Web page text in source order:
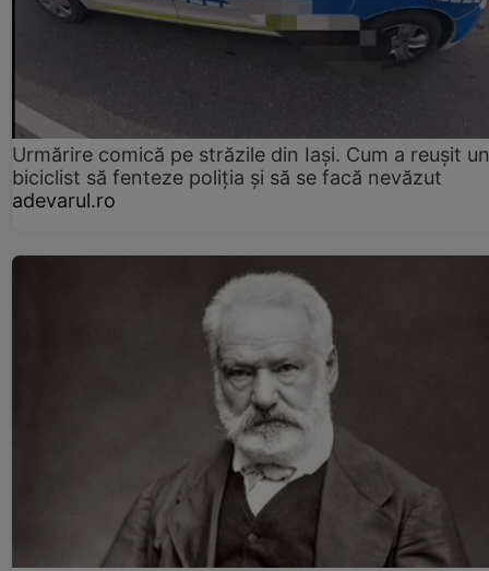
Urmărire comică pe străzile din Iași. Cum a reușit un
biciclist să fenteze poliția și să se facă nevăzut
adevarul.ro